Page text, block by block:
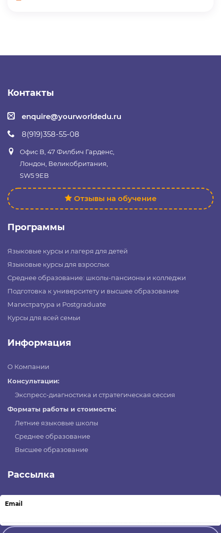
Контакты
enquire@yourworldedu.ru
8(919)358-55-08
Офис B, 47 Филбич Гарденс,
Лондон, Великобритания,
SW5 9EB
Отзывы на обучение
Программы
Языковые курсы и лагеря для детей
Языковые курсы для взрослых
Среднее образование: школы-пансионы и колледжи
Подготовка к университету и высшее образование
Магистратура и Postgraduate
Курсы для всей семьи
Информация
О Компании
Консультации:
Экспресс-диагностика и стратегическая сессия
Форматы работы и стоимость:
Летние языковые школы
Среднее образование
Высшее образование
Рассылка
Email